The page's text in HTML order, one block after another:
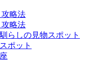
略法
略法
らしの見物スポット
ポット